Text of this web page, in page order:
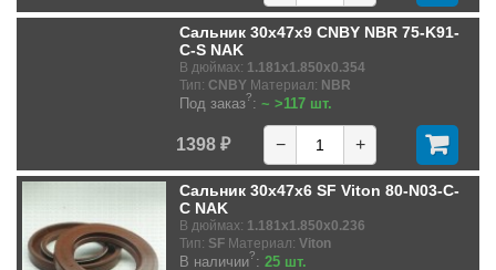
Сальник 30x47x9 CNBY NBR 75-K91-
C-S NAK
В дюймах: 1.181x1.850x0.354
Тип: CNBY Материал: NBR
Под заказ?: ~ >117 шт.
1398 ₽ − +
Сальник 30x47x6 SF Viton 80-N03-C-
C NAK
В дюймах: 1.181x1.850x0.236
Тип: SF Материал: Viton
В наличии?: 25 шт.